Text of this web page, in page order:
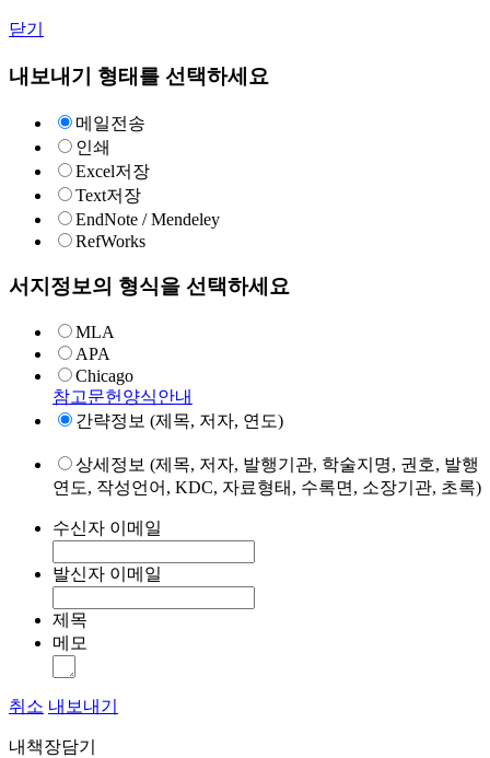
닫기
내보내기 형태를 선택하세요
메일전송
인쇄
Excel저장
Text저장
EndNote / Mendeley
RefWorks
서지정보의 형식을 선택하세요
MLA
APA
Chicago
참고문헌양식안내
간략정보 (제목, 저자, 연도)
상세정보 (제목, 저자, 발행기관, 학술지명, 권호, 발행
연도, 작성언어, KDC, 자료형태, 수록면, 소장기관, 초록)
수신자 이메일
발신자 이메일
제목
메모
취소 내보내기
내책장담기